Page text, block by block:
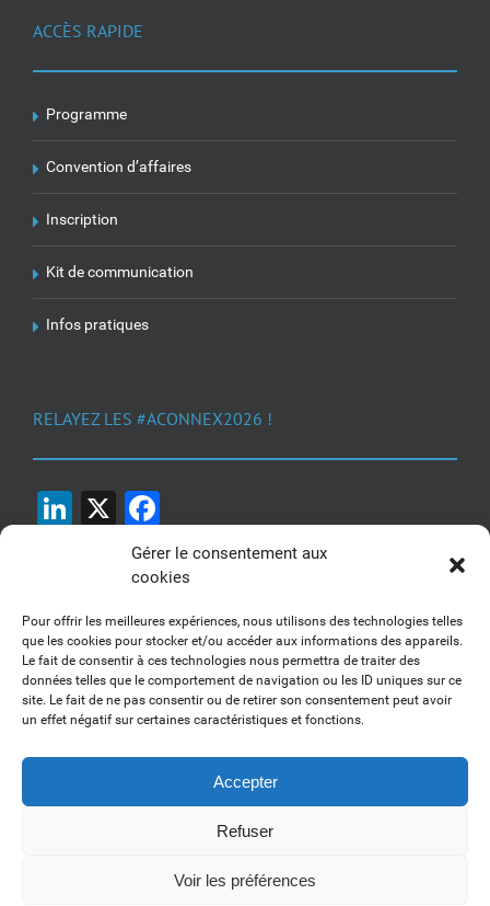
Gérer le consentement aux
cookies
Pour offrir les meilleures expériences, nous utilisons des technologies telles
que les cookies pour stocker et/ou accéder aux informations des appareils.
Le fait de consentir à ces technologies nous permettra de traiter des
données telles que le comportement de navigation ou les ID uniques sur ce
site. Le fait de ne pas consentir ou de retirer son consentement peut avoir
un effet négatif sur certaines caractéristiques et fonctions.
Accepter
Refuser
Voir les préférences
ACCÈS RAPIDE
Programme
Convention d’affaires
Inscription
Kit de communication
Infos pratiques
RELAYEZ LES #ACONNEX2026 !
LinkedIn
X
1, 2, 3... Buzzez !
Découvrez nos kits communication